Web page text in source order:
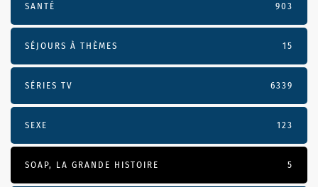
SANTÉ 903
SÉJOURS À THÈMES 15
SÉRIES TV 6339
SEXE 123
SOAP, LA GRANDE HISTOIRE 5